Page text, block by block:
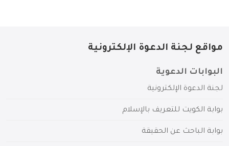
مواقع لجنة الدعوة الإلكترونية
البوابات الدعوية
لجنة الدعوة الإلكترونية
بوابة الكويت للتعريف بالإسلام
بوابة الباحث عن الحقيقة